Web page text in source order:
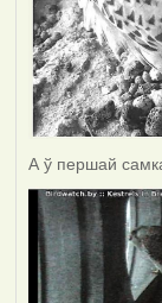
А ў першай